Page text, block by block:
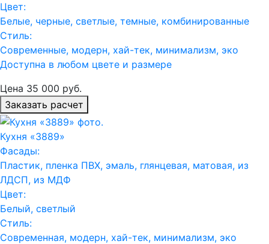
Цвет:
Белые, черные, светлые, темные, комбинированные
Стиль:
Современные, модерн, хай-тек, минимализм, эко
Доступна в любом цвете и размере
Цена 35 000 руб.
Заказать расчет
Кухня «3889»
Фасады:
Пластик, пленка ПВХ, эмаль, глянцевая, матовая, из
ЛДСП, из МДФ
Цвет:
Белый, светлый
Стиль:
Современная, модерн, хай-тек, минимализм, эко